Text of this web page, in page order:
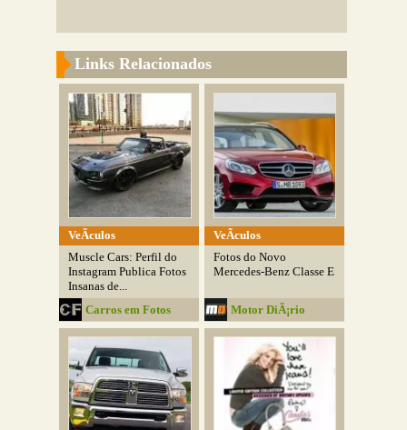
Links Relacionados
VeÃ­culos
Muscle Cars: Perfil do
Instagram Publica Fotos
Insanas de...
Carros em Fotos
VeÃ­culos
Fotos do Novo
Mercedes-Benz Classe E
Motor DiÃ¡rio